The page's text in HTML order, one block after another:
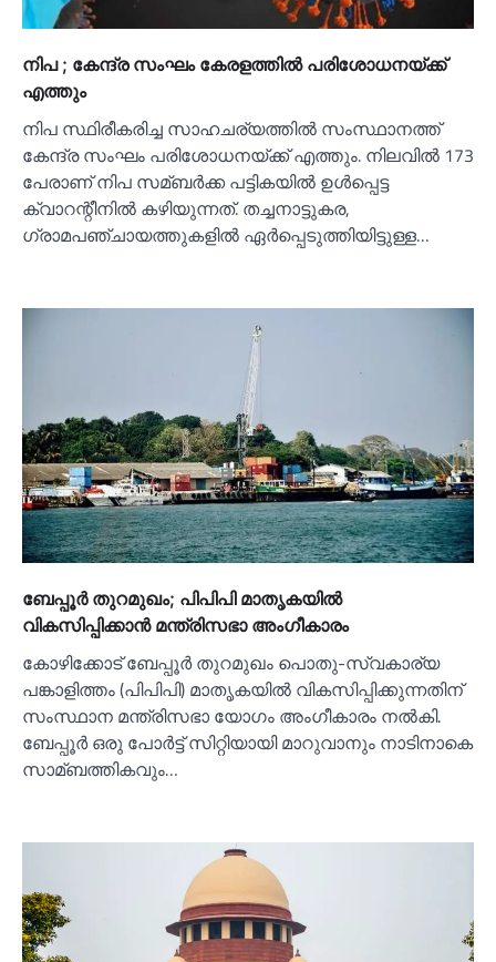
നിപ ; കേന്ദ്ര സംഘം കേരളത്തില്‍ പരിശോധനയ്ക്ക്
എത്തും
നിപ സ്ഥിരീകരിച്ച സാഹചര്യത്തില്‍ സംസ്ഥാനത്ത്
കേന്ദ്ര സംഘം പരിശോധനയ്ക്ക് എത്തും. നിലവില്‍ 173
പേരാണ് നിപ സമ്ബർക്ക പട്ടികയില്‍ ഉള്‍പ്പെട്ട
ക്വാറന്റീനില്‍ കഴിയുന്നത്. തച്ചനാട്ടുകര,
ഗ്രാമപഞ്ചായത്തുകളില്‍ ഏർപ്പെടുത്തിയിട്ടുള്ള…
ബേപ്പൂര്‍ തുറമുഖം; പിപിപി മാതൃകയില്‍
വികസിപ്പിക്കാൻ മന്ത്രിസഭാ അംഗീകാരം
കോഴിക്കോട് ബേപ്പൂർ തുറമുഖം പൊതു-സ്വകാര്യ
പങ്കാളിത്തം (പിപിപി) മാതൃകയില്‍ വികസിപ്പിക്കുന്നതിന്
സംസ്ഥാന മന്ത്രിസഭാ യോഗം അംഗീകാരം നല്‍കി.
ബേപ്പൂർ ഒരു പോർട്ട് സിറ്റിയായി മാറുവാനും നാടിനാകെ
സാമ്ബത്തികവും…